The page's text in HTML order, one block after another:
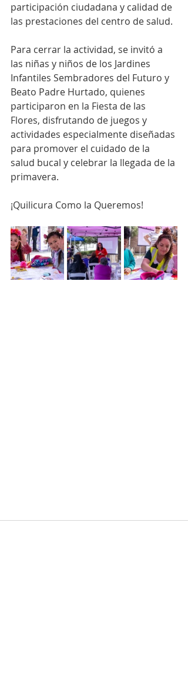
participación ciudadana y calidad de
las prestaciones del centro de salud.
Para cerrar la actividad, se invitó a
las niñas y niños de los Jardines
Infantiles Sembradores del Futuro y
Beato Padre Hurtado, quienes
participaron en la Fiesta de las
Flores, disfrutando de juegos y
actividades especialmente diseñadas
para promover el cuidado de la
salud bucal y celebrar la llegada de la
primavera.
¡Quilicura Como la Queremos!